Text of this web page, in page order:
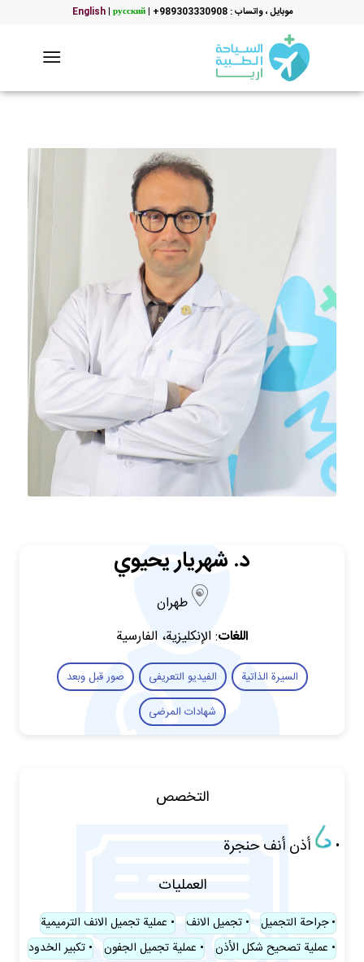
موبایل ، واتساب : 989303330908+ |
English| русский
د. شهريار يحيوي
طهران
اللغات: الإنكليزية، الفارسية
السيرة الذاتية الفیدیو التعریفی
صور قبل وبعد
شهادات المرضى
التخصص
أذن أنف حنجرة
العمليات
جراحة التجميل تجميل الانف
عملية تجميل الانف الترميمية
عملية تصحيح شكل الأذن
عملية تجميل الجفون
تكبير الخدود